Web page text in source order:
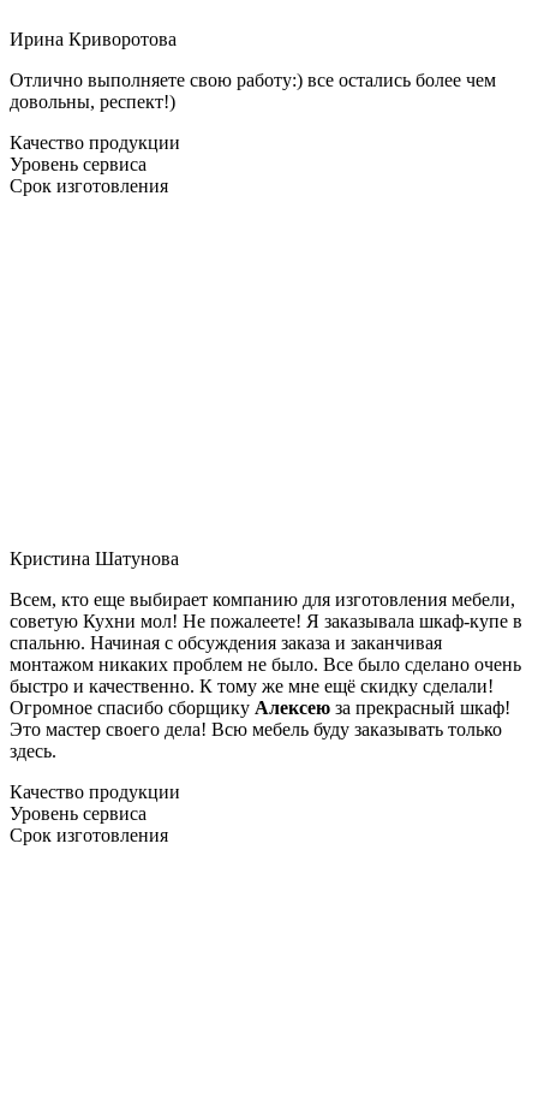
Ирина Криворотова
Отлично выполняете свою работу:) все остались более чем
довольны, респект!)
Качество продукции
Уровень сервиса
Срок изготовления
Кристина Шатунова
Всем, кто еще выбирает компанию для изготовления мебели,
советую Кухни мол! Не пожалеете! Я заказывала шкаф-купе в
спальню. Начиная с обсуждения заказа и заканчивая
монтажом никаких проблем не было. Все было сделано очень
быстро и качественно. К тому же мне ещё скидку сделали!
Огромное спасибо сборщику Алексею за прекрасный шкаф!
Это мастер своего дела! Всю мебель буду заказывать только
здесь.
Качество продукции
Уровень сервиса
Срок изготовления